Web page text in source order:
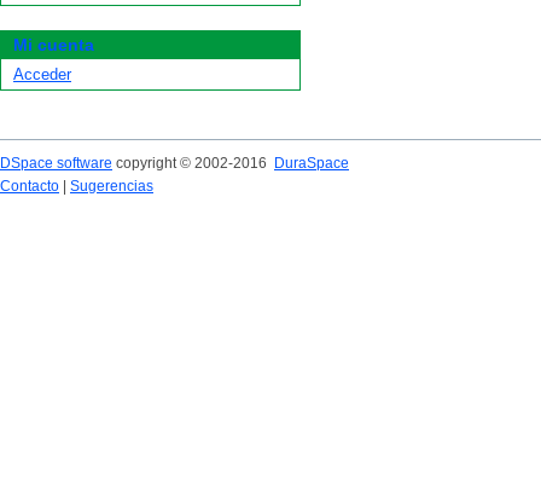
Mi cuenta
Acceder
DSpace software copyright © 2002-2016
DuraSpace
Contacto
Sugerencias